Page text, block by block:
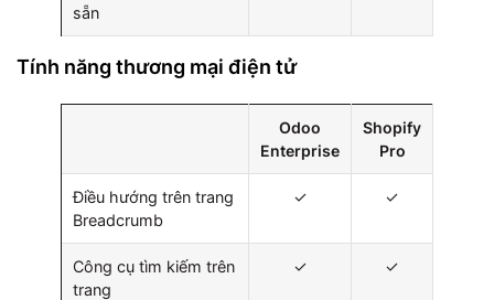
sẵn
Tính năng thương mại điện tử
Odoo
Enterprise
Shopify
Pro
Điều hướng trên trang
Breadcrumb
✓ ✓
Công cụ tìm kiếm trên
trang
✓ ✓